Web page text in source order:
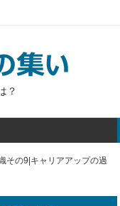
？
その9|キャリアアップの過